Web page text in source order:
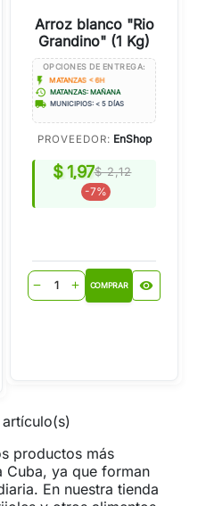
Arroz blanco "Rio
Grandino" (1 Kg)
OPCIONES DE ENTREGA:
flash_on MATANZAS < 6H
history MATANZAS: MAÑANA
local_shipping MUNICIPIOS: < 5 DÍAS
PROVEEDOR: EnShop
$ 1,97$ 2,12
-7%
remove add COMPRAR visibility
productos más
Cuba, ya que forman
En nuestra tienda